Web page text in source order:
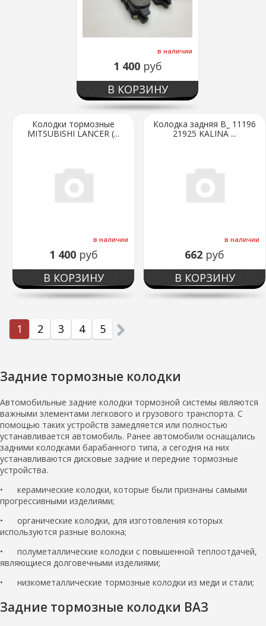
в наличии
1 400 руб
В КОРЗИНУ
Колодки тормозные
MITSUBISHI LANCER (...
в наличии
1 400 руб
В КОРЗИНУ
Колодка задняя В_ 11196
21925 KALINA ...
в наличии
662 руб
В КОРЗИНУ
1 2 3 4 5
Задние тормозные колодки
Автомобильные задние колодки тормозной системы являются
важными элементами легкового и грузового транспорта. С
помощью таких устройств замедляется или полностью
устанавливается автомобиль. Ранее автомобили оснащались
задними колодками барабанного типа, а сегодня на них
устанавливаются дисковые задние и передние тормозные
устройства.
• керамические колодки, которые были признаны самыми
прогрессивными изделиями;
• органические колодки, для изготовления которых
используются разные волокна;
• полуметаллические колодки с повышенной теплоотдачей,
являющиеся долговечными изделиями;
• низкометаллические тормозные колодки из меди и стали;
Задние тормозные колодки ВАЗ